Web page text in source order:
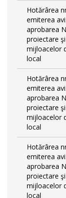
Hotărârea
emiterea
aprobarea
proiectare
mijloacelor
local
Hotărârea
emiterea
aprobarea
proiectare
mijloacelor
local
Hotărârea
emiterea
aprobarea
proiectare
mijloacelor
local